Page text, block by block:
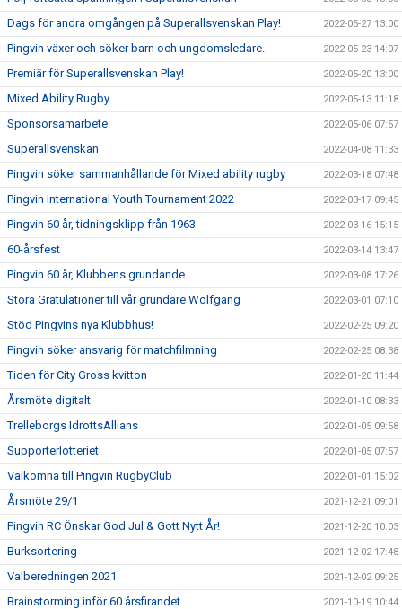
Dags för andra omgången på Superallsvenskan Play! 2022-05-27 13:00
Pingvin växer och söker barn och ungdomsledare. 2022-05-23 14:07
Premiär för Superallsvenskan Play! 2022-05-20 13:00
Mixed Ability Rugby 2022-05-13 11:18
Sponsorsamarbete 2022-05-06 07:57
Superallsvenskan 2022-04-08 11:33
Pingvin söker sammanhållande för Mixed ability rugby 2022-03-18 07:48
Pingvin International Youth Tournament 2022 2022-03-17 09:45
Pingvin 60 år, tidningsklipp från 1963 2022-03-16 15:15
60-årsfest 2022-03-14 13:47
Pingvin 60 år, Klubbens grundande 2022-03-08 17:26
Stora Gratulationer till vår grundare Wolfgang 2022-03-01 07:10
Stöd Pingvins nya Klubbhus! 2022-02-25 09:20
Pingvin söker ansvarig för matchfilmning 2022-02-25 08:38
Tiden för City Gross kvitton 2022-01-20 11:44
Årsmöte digitalt 2022-01-10 08:33
Trelleborgs IdrottsAllians 2022-01-05 09:58
Supporterlotteriet 2022-01-05 07:57
Välkomna till Pingvin RugbyClub 2022-01-01 15:02
Årsmöte 29/1 2021-12-21 09:01
Pingvin RC Önskar God Jul & Gott Nytt År! 2021-12-20 10:03
Burksortering 2021-12-02 17:48
Valberedningen 2021 2021-12-02 09:25
Brainstorming inför 60 årsfirandet 2021-10-19 10:44